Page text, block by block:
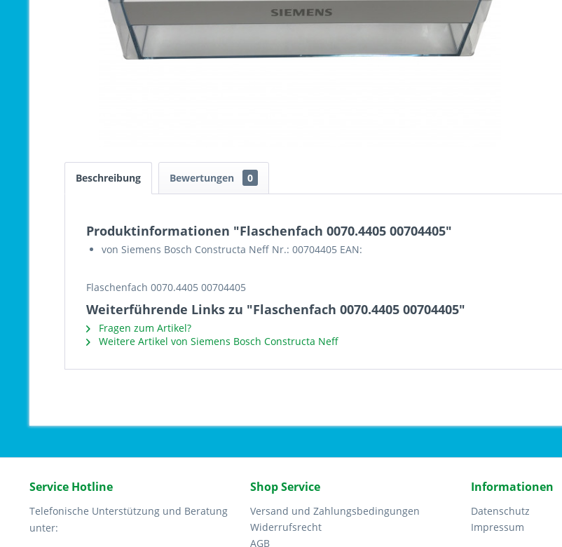
Beschreibung Bewertungen 0
Produktinformationen "Flaschenfach 0070.4405 00704405"
von Siemens Bosch Constructa Neff Nr.: 00704405 EAN:
Flaschenfach 0070.4405 00704405
Weiterführende Links zu "Flaschenfach 0070.4405 00704405"
Fragen zum Artikel?
Weitere Artikel von Siemens Bosch Constructa Neff
Service Hotline
Telefonische Unterstützung und Beratung
unter:
Shop Service
Versand und Zahlungsbedingungen
Widerrufsrecht
AGB
Informationen
Datenschutz
Impressum